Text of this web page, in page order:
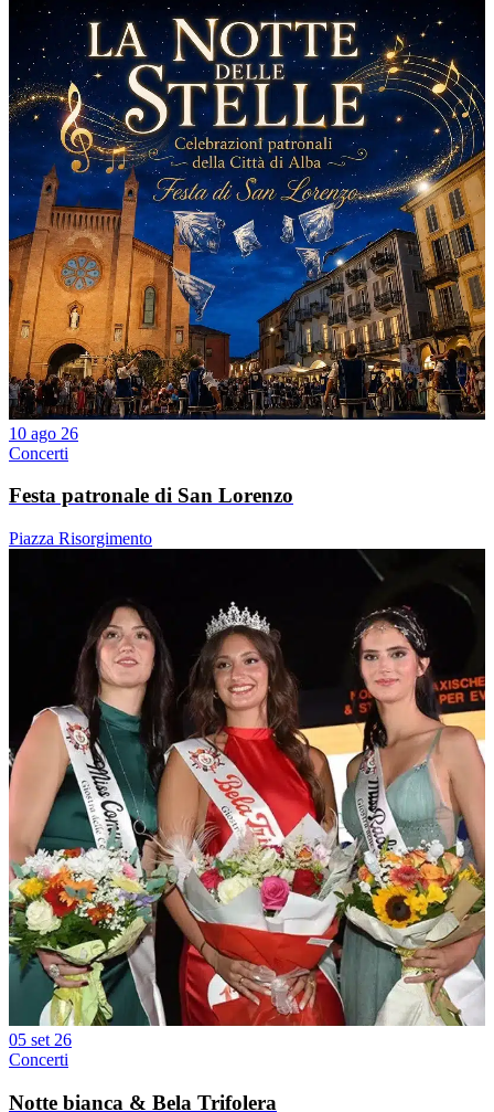
10 ago 26
Concerti
Festa patronale di San Lorenzo
Piazza Risorgimento
05 set 26
Concerti
Notte bianca & Bela Trifolera